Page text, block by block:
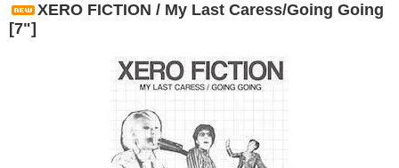
XERO FICTION / My Last Caress/Going Going
[7"]